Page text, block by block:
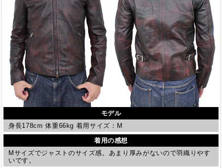
モデル
身長178cm 体重66kg 着用サイズ：M
着用の感想
Mサイズでジャストのサイズ感。あまり厚みがないので羽織りやす
いです。